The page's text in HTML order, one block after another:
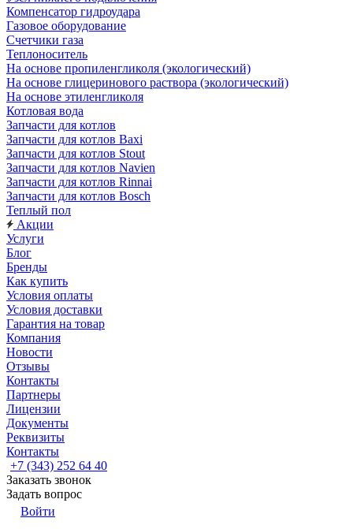
Компенсатор гидроудара
Газовое оборудование
Счетчики газа
Теплоноситель
На основе пропиленгликоля (экологический)
На основе глицеринового раствора (экологический)
На основе этиленгликоля
Котловая вода
Запчасти для котлов
Запчасти для котлов Baxi
Запчасти для котлов Stout
Запчасти для котлов Navien
Запчасти для котлов Rinnai
Запчасти для котлов Bosch
Теплый пол
Акции
Услуги
Блог
Бренды
Как купить
Условия оплаты
Условия доставки
Гарантия на товар
Компания
Новости
Отзывы
Контакты
Партнеры
Лицензии
Документы
Реквизиты
Контакты
+7 (343) 252 64 40
Заказать звонок
Задать вопрос
Войти